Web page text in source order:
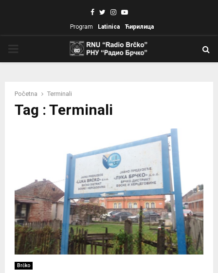
Facebook
TwitterInstagram
Youtube
Program Latinica Ћирилица
Početna Terminali
Tag : Terminali
Brčko